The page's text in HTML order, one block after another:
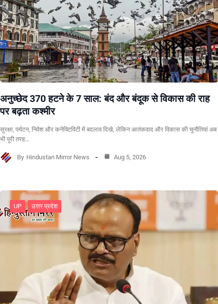
अनुच्छेद 370 हटने के 7 साल: बंद और बंदूक से विकास की राह
पर बढ़ता कश्मीर
सुरक्षा, पर्यटन, निवेश और कनेक्टिविटी में बदलाव दिखे, लेकिन आतंकवाद और विकास की चुनौतियां अब
भी पूरी तरह…
By Hindustan Mirror News Aug 5, 2026
UP उत्तर प्रदेश